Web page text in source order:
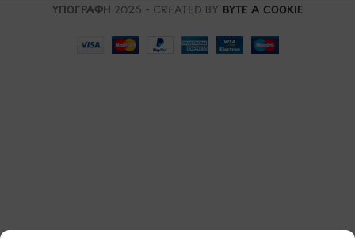
ΥΠΟΓΡΑΦΗ 2026 - CREATED BY BYTE A COOKIE